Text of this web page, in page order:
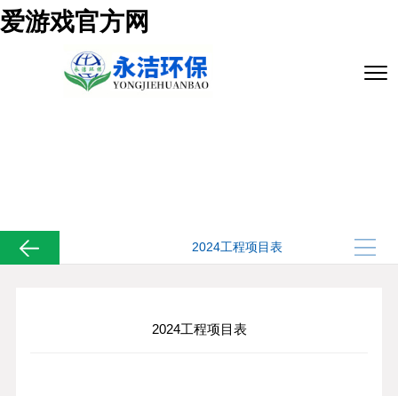
爱游戏官方网
2024工程项目表
2024工程项目表